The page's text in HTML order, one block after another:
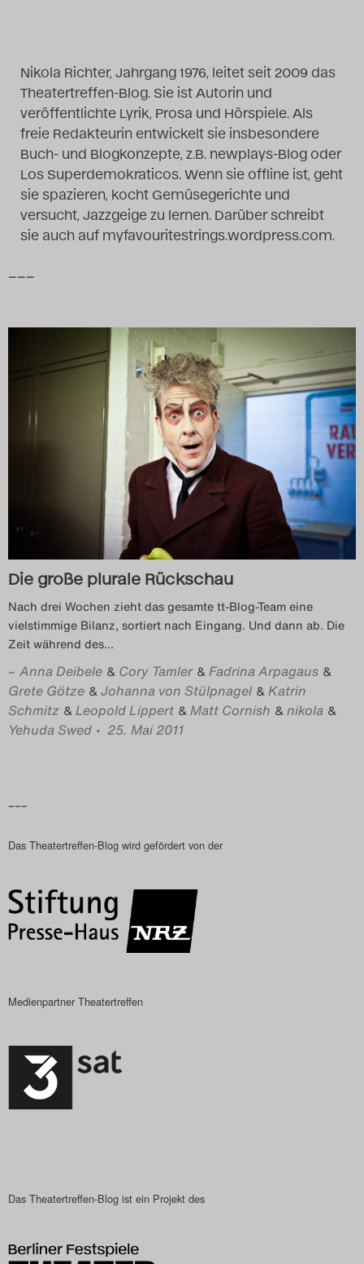
2014
Das Theatertreffen-Blog
2015
Das Theatertreffen-Blog
2016
Das Theatertreffen-Blog
Das Theatertreffen-Blog
2018
Das Theatertreffen-Blog
2018 Alumni
Das Theatertreffen-Blog
2019
Das Theatertreffen-Blog
2020
Das Theatertreffen-Blog
2021
Das Theatertreffen-Blog
2022
2024
Das Theatertreffen-Blog
2025
Archiv
Impressum
Nutzungsbedingungen
Nikola Richter, Jahrgang 1976, leitet seit 2009 das
Theatertreffen-Blog. Sie ist Autorin und
veröffentlichte Lyrik, Prosa und Hörspiele. Als
freie Redakteurin entwickelt sie insbesondere
Buch- und Blogkonzepte, z.B. newplays-Blog oder
Los Superdemokraticos. Wenn sie offline ist, geht
sie spazieren, kocht Gemüsegerichte und
versucht, Jazzgeige zu lernen. Darüber schreibt
sie auch auf myfavouritestrings.wordpress.com.
–––
Die große plurale Rückschau
Nach drei Wochen zieht das gesamte tt-Blog-Team eine
vielstimmige Bilanz, sortiert nach Eingang. Und dann ab. Die
Zeit während des…
– Anna Deibele & Cory Tamler &Fadrina Arpagaus &
Grete Götze &Johanna von Stülpnagel &Katrin
Schmitz &Leopold Lippert &Matt Cornish &nikola &
Yehuda Swed • 25. Mai 2011
–––
Das Theatertreffen-Blog wird gefördert von der
Medienpartner Theatertreffen
Das Theatertreffen-Blog ist ein Projekt des